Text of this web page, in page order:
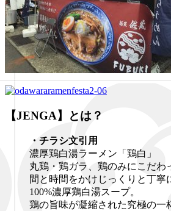
【JENGA】とは？
・チラシ文引用
濃厚鶏白湯ラーメン「鶏白」
丸鶏・鶏ガラ、鶏のみにこだわ
間と時間をかけじっくりと丁寧
100%濃厚鶏白湯スープ。
鶏の旨味が凝縮された究極の一